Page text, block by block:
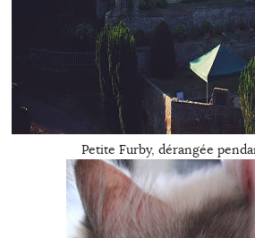
Petite Furby, dérangée